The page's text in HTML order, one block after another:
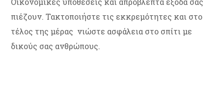
πιέζουν. Τακτοποιήστε τις εκκρεμότητες και στο
τέλος της μέρας νιώστε ασφάλεια στο σπίτι με
δικούς σας ανθρώπους.